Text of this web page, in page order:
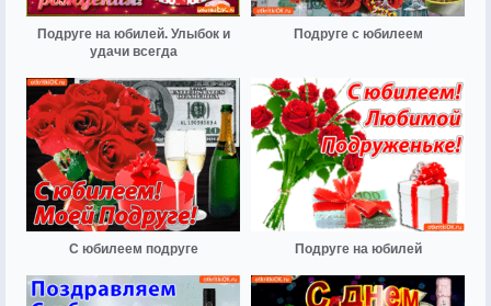
Подруге на юбилей. Улыбок и
удачи всегда
Подруге с юбилеем
С юбилеем подруге Подруге на юбилей